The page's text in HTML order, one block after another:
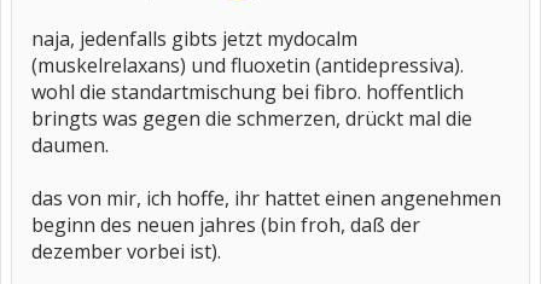
naja, jedenfalls gibts jetzt mydocalm
(muskelrelaxans) und fluoxetin (antidepressiva).
wohl die standartmischung bei fibro. hoffentlich
bringts was gegen die schmerzen, drückt mal die
daumen.
das von mir, ich hoffe, ihr hattet einen angenehmen
beginn des neuen jahres (bin froh, daß der
dezember vorbei ist).